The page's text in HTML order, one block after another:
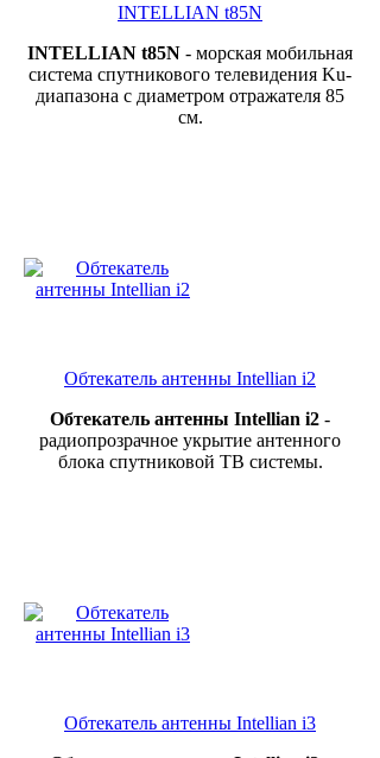
INTELLIAN t85N
INTELLIAN t85N - морская мобильная
система спутникового телевидения Ku-
диапазона с диаметром отражателя 85
см.
Обтекатель антенны Intellian i2
Обтекатель антенны Intellian i2 -
радиопрозрачное укрытие антенного
блока спутниковой ТВ системы.
Обтекатель антенны Intellian i3